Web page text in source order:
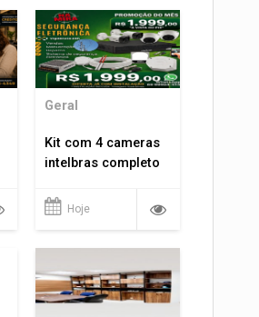
Geral
Kit com 4 cameras
intelbras completo
Hoje